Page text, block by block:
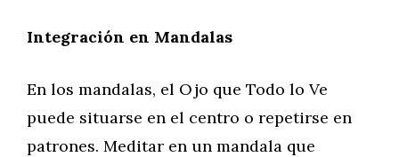
Integración en Mandalas
En los mandalas, el Ojo que Todo lo Ve
puede situarse en el centro o repetirse en
patrones. Meditar en un mandala que